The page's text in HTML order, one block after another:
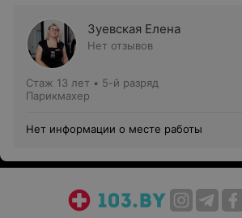
Зуевская Елена
Нет отзывов
Стаж 13 лет • 5-й разряд
Парикмахер
Нет информации о месте работы